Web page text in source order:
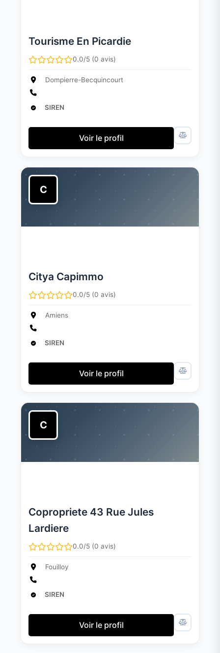
Tourisme En Picardie
0.0/5 (0 avis)
Dompierre-Becquincourt
SIREN
Voir le profil
C
Citya Capimmo
0.0/5 (0 avis)
Amiens
SIREN
Voir le profil
C
Copropriete 43 Rue Jules
Lardiere
0.0/5 (0 avis)
Fouilloy
SIREN
Voir le profil